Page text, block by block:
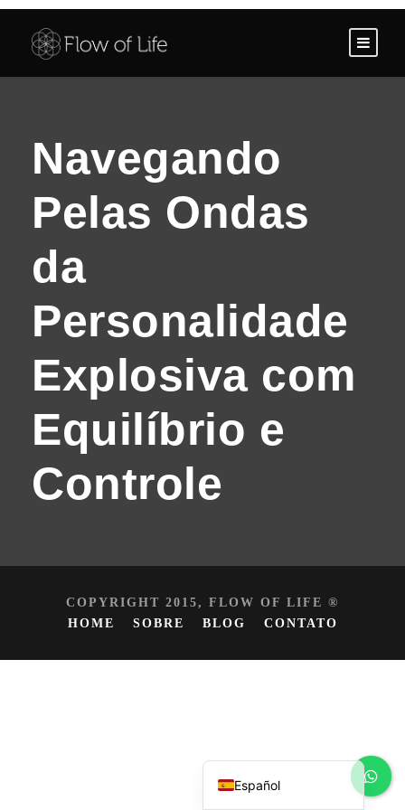
Navegando
Pelas Ondas
da
Personalidade
Explosiva com
Equilíbrio e
Controle
COPYRIGHT 2015, FLOW OF LIFE ®
HOME
SOBRE BLOG CONTATO
Español